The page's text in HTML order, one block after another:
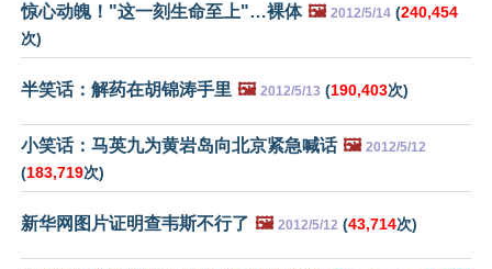
惊心动魄！"这一刻生命至上"…裸体 🖼️ 2012/5/14 (240,454
次)
半笑话：解药在胡锦涛手里 🖼️ 2012/5/13 (190,403次)
小笑话：马英九为黄岩岛向北京紧急喊话 🖼️ 2012/5/12
(183,719次)
新华网图片证明查韦斯不行了 🖼️ 2012/5/12 (43,714次)